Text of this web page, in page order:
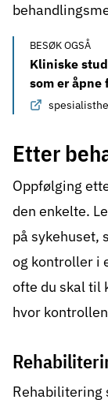
BESØK OGSÅ
Kliniske
som er
Etter
Oppfølging
den enkelte.
på sykehuset,
og kontroller i
ofte du skal til
hvor
Rehabilitering